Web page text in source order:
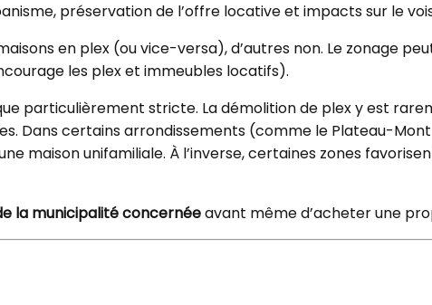
préservation de l’offre locative et impacts sur le
en plex (ou vice-versa), d’autres non. Le zonage
les plex et immeubles locatifs).
particulièrement stricte. La démolition de plex y est
Dans certains arrondissements (comme le Plateau-
maison unifamiliale. À l’inverse, certaines zones
la municipalité concernéeavant même d’acheter une